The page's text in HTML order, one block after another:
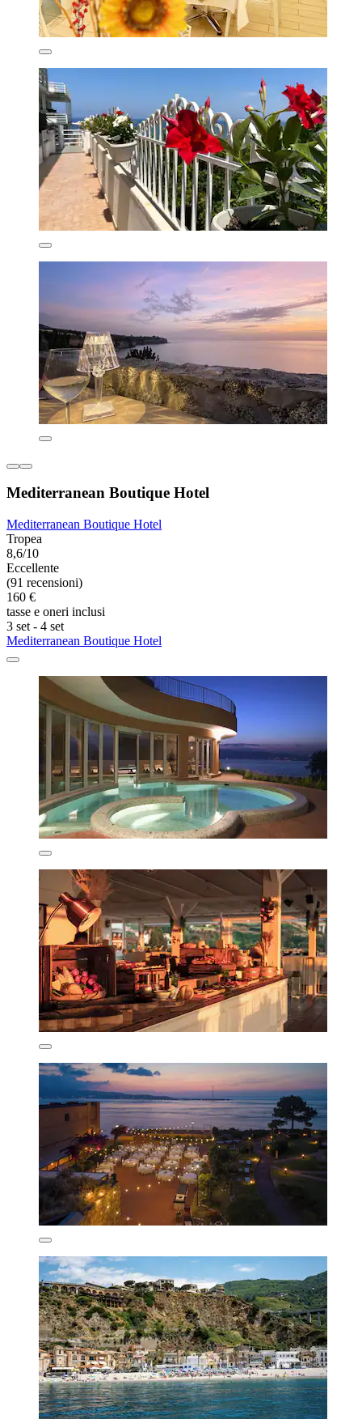
Mediterranean Boutique Hotel
Mediterranean Boutique Hotel
Tropea
8,6/10
Eccellente
(91 recensioni)
160 €
tasse e oneri inclusi
3 set - 4 set
Mediterranean Boutique Hotel